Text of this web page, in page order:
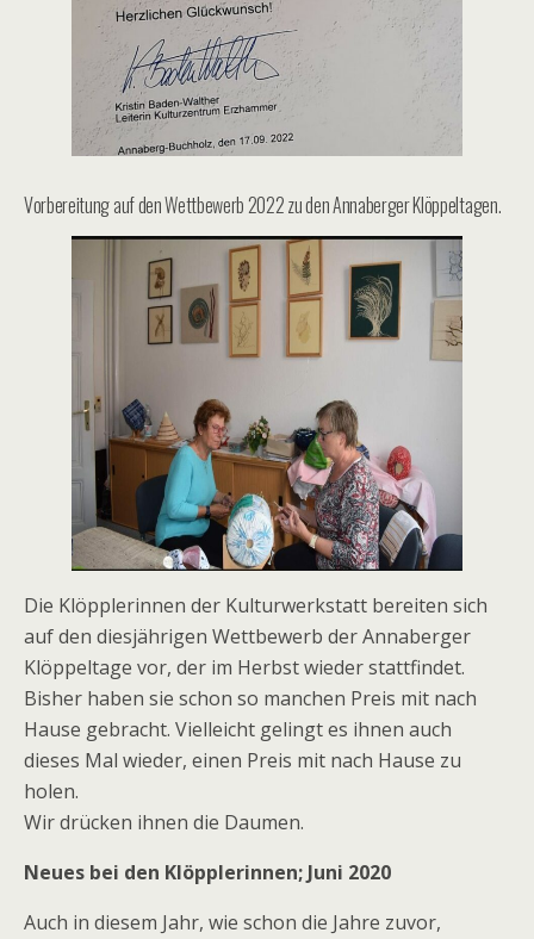
Vorbereitung auf den Wettbewerb 2022 zu den Annaberger Klöppeltagen.
Die Klöpplerinnen der Kulturwerkstatt bereiten sich
auf den diesjährigen Wettbewerb der Annaberger
Klöppeltage vor, der im Herbst wieder stattfindet.
Bisher haben sie schon so manchen Preis mit nach
Hause gebracht. Vielleicht gelingt es ihnen auch
dieses Mal wieder, einen Preis mit nach Hause zu
holen.
Wir drücken ihnen die Daumen.
Neues bei den Klöpplerinnen; Juni 2020
Auch in diesem Jahr, wie schon die Jahre zuvor,